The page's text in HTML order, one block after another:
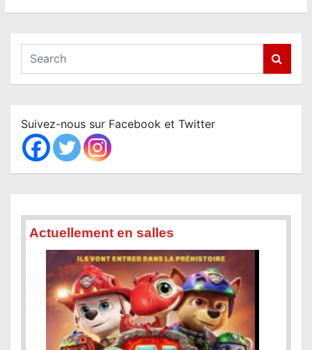
a
c
h
Suivez-nous sur Facebook et Twitter
Actuellement en salles